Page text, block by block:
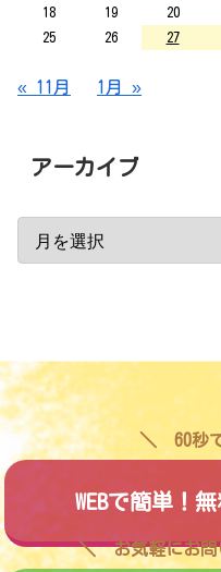
18
19 20
25
26 27
« 11月 1月 »
アーカイブ
60秒
WEBで簡単！
お気軽にお